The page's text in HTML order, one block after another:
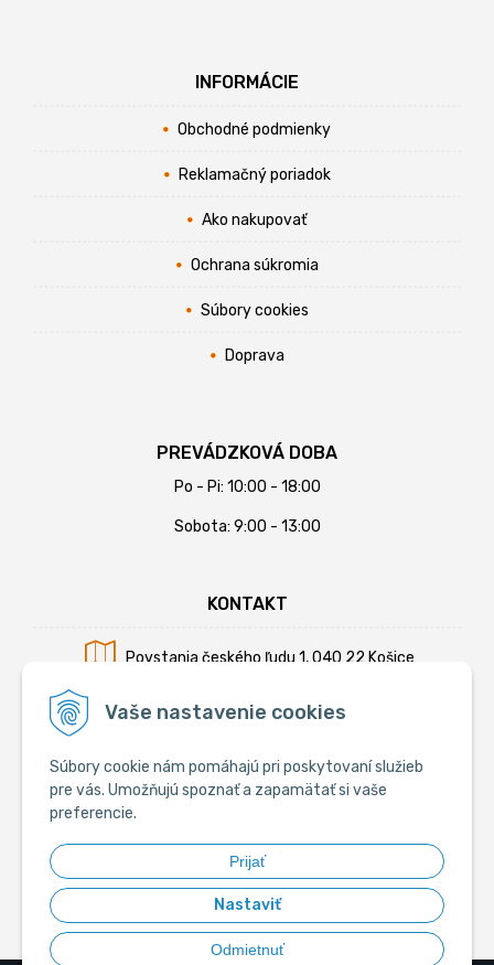
Vaše nastavenie cookies
Súbory cookie nám pomáhajú pri poskytovaní služieb
pre vás. Umožňujú spoznať a zapamätať si vaše
preferencie.
Prijať
Nastaviť
Odmietnuť
INFORMÁCIE
Obchodné podmienky
Reklamačný poriadok
Ako nakupovať
Ochrana súkromia
Súbory cookies
Doprava
PREVÁDZKOVÁ DOBA
Po - Pi: 10:00 - 18:00
Sobota: 9:00 - 13:00
KONTAKT
Povstania českého ľudu 1, 040 22 Košice
Mobil:+421 902 794 355
E-mail:info@krmiva.sk